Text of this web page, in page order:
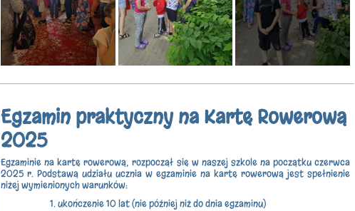
Egzamin praktyczny na Kartę Rowerową
2025
Egzaminie na kartę rowerową, rozpoczął się w naszej szkole na początku czerwca
2025 r. Podstawą udziału ucznia w egzaminie na kartę rowerową jest spełnienie
niżej wymienionych warunków:
ukończenie 10 lat (nie później niż do dnia egzaminu)